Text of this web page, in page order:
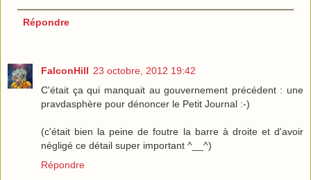
Répondre
FalconHill 23 octobre, 2012 19:42
C'était ça qui manquait au gouvernement précédent : une
pravdasphère pour dénoncer le Petit Journal :-)
(c'était bien la peine de foutre la barre à droite et d'avoir
négligé ce détail super important ^__^)
Répondre